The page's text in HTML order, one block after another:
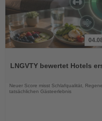
dieLNGVTY bewertet Hotels
Neuer Score misst Schlafqualität,
tatsächlichen Gästeerlebnis